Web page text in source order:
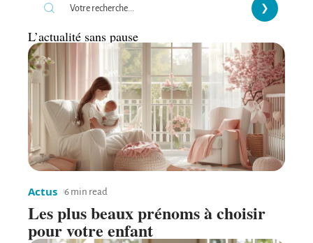
L’actualité sans pause
Actus 6 min read
Les plus beaux prénoms à choisir
pour votre enfant